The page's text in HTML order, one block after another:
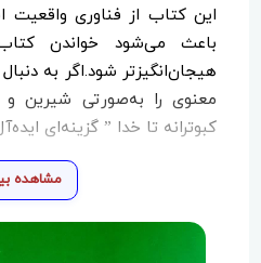
این کتاب از فناوری واقعیت
باعث می‌شود خواندن
هیجان‌انگیزتر شود.اگر به
معنوی را به‌صورتی شیرین و
کبوترانه تا خدا ” گزینه‌ای
مشاهده